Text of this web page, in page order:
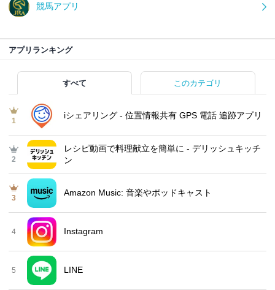
競馬アプリ
アプリランキング
すべて このカテゴリ
1
iシェアリング - 位置情報共有 GPS 電話 追跡アプリ
2
レシピ動画で料理献立を簡単‪に - デリッシュキッチ
ン
3
Amazon Music: 音楽やポッドキャスト
4 Instagram
5 LINE